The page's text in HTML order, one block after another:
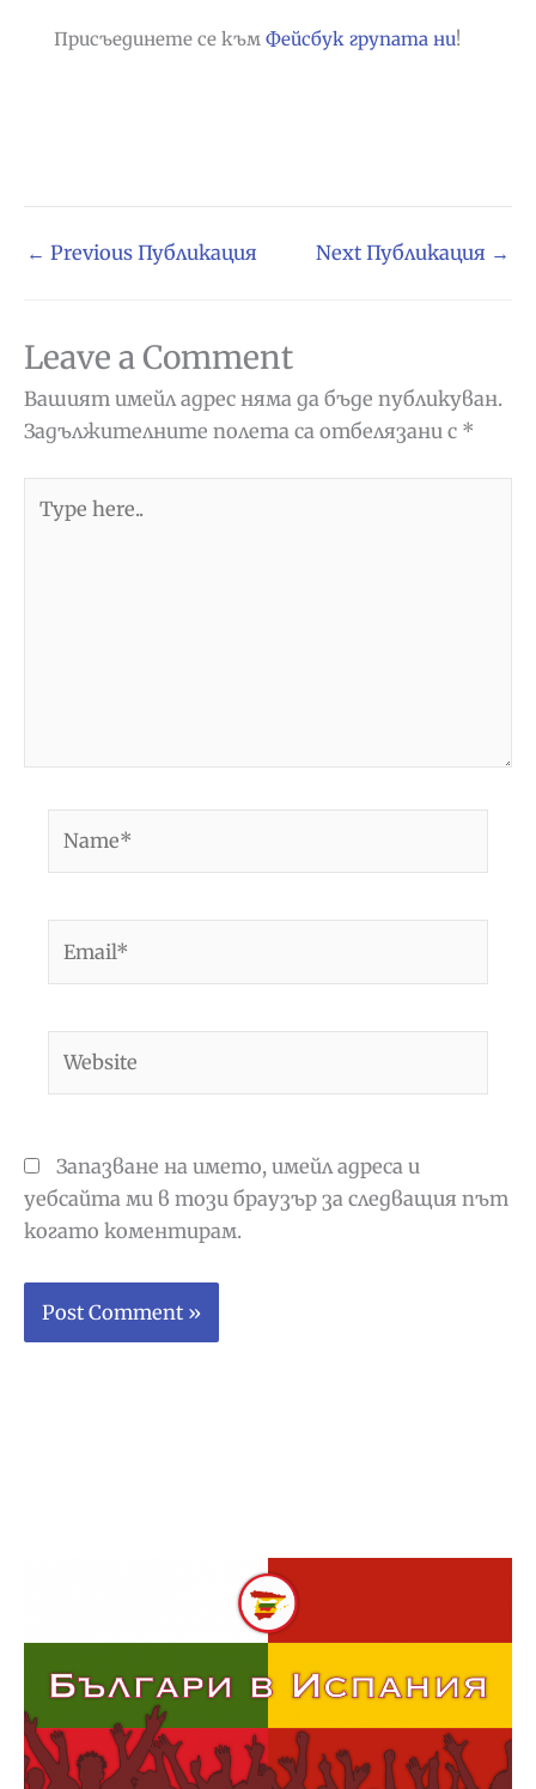
Присъединете се към Фейсбук групата ни!
← Previous Публикация Next Публикация →
Leave a Comment
Вашият имейл адрес няма да бъде публикуван.
Задължителните полета са отбелязани с *
here..
Запазване на името, имейл адреса и
уебсайта ми в този браузър за следващия път
когато коментирам.